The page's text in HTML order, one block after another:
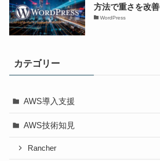
方法で重さを改善
WordPress
カテゴリー
AWS導入支援
AWS技術知見
Rancher